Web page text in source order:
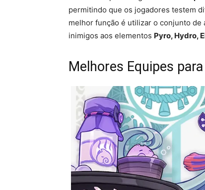
permitindo que os jogadores testem
melhor função é utilizar o conjunto de
inimigos aos elementos Pyro, Hydro,
Melhores Equipes